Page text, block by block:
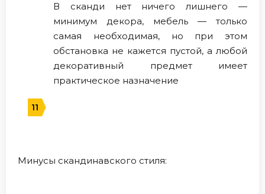
В сканди нет ничего лишнего —
минимум декора, мебель — только
самая необходимая, но при этом
обстановка не кажется пустой, а любой
декоративный предмет имеет
практическое назначение
Минусы скандинавского стиля: